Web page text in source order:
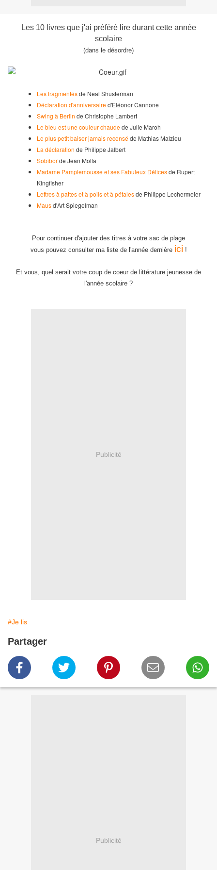
Les 10 livres que j'ai préféré lire durant cette année
scolaire
(dans le désordre)
Les fragmentésde Neal Shusterman
Déclaration d'anniversaired'Eléonor Cannone
Swing à Berlin de Christophe Lambert
Le bleu est une couleur chaudede Julie Maroh
Le plus petit baiser jamais recenséde Mathias Malzieu
La déclaration de Philippe Jalbert
Sobiborde Jean Molla
Madame Pamplemousse et ses Fabuleux Délicesde Rupert
Kingfisher
Lettres à pattes et à poils et à pétalesde Philippe Lechermeier
Mausd'Art Spiegelman
Pour continuer d'ajouter des titres à votre sac de plage
vous pouvez consulter ma liste de l'année dernière ici !
Et vous, quel serait votre coup de coeur de littérature jeunesse de
l'année scolaire ?
Publicité
#Je lis
Partager
Publicité